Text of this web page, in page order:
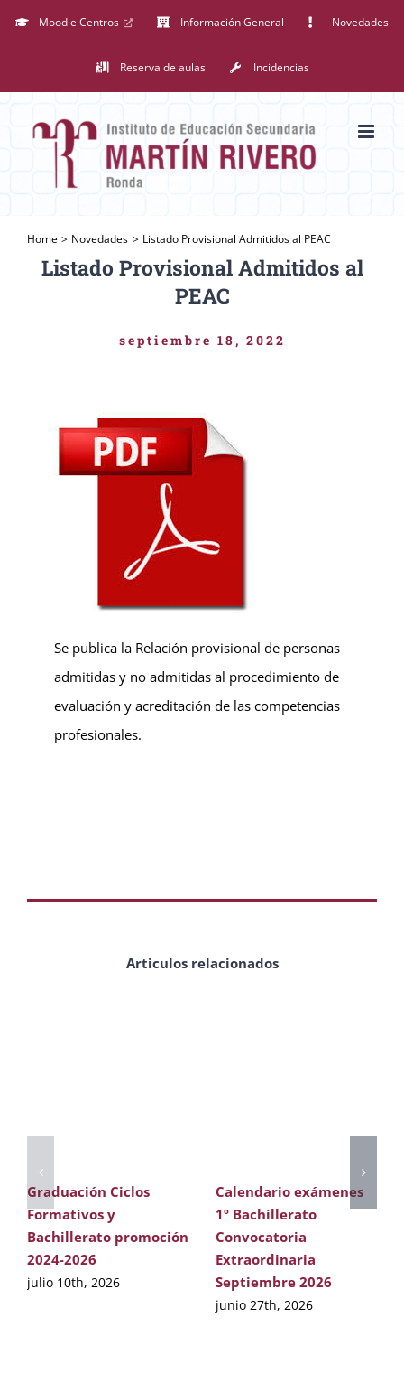
Saltar
Moodle Centros Información General Novedades
Reserva de aulas Incidencias
Home Novedades Listado Provisional Admitidos al PEAC
Listado Provisional Admitidos al
PEAC
septiembre 18, 2022
Se publica la Relación provisional de personas
admitidas y no admitidas al procedimiento de
evaluación y acreditación de las competencias
profesionales.
Articulos relacionados
Graduación Ciclos
Formativos y
Bachillerato promoción
2024-2026
julio 10th, 2026
Calendario exámenes
1º Bachillerato
Convocatoria
Extraordinaria
Septiembre 2026
junio 27th, 2026